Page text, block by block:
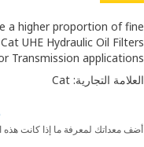
a higher proportion of fine
UHE Hydraulic Oil Filters
Transmission applications.
العلامة التجارية: Cat
أضف معداتك لمعرفة ما إذا كانت هذه